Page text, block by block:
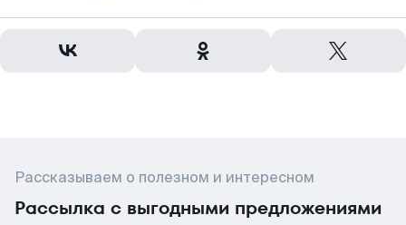
Рассказываем о полезном и интересном
Рассылка с выгодными предложениями